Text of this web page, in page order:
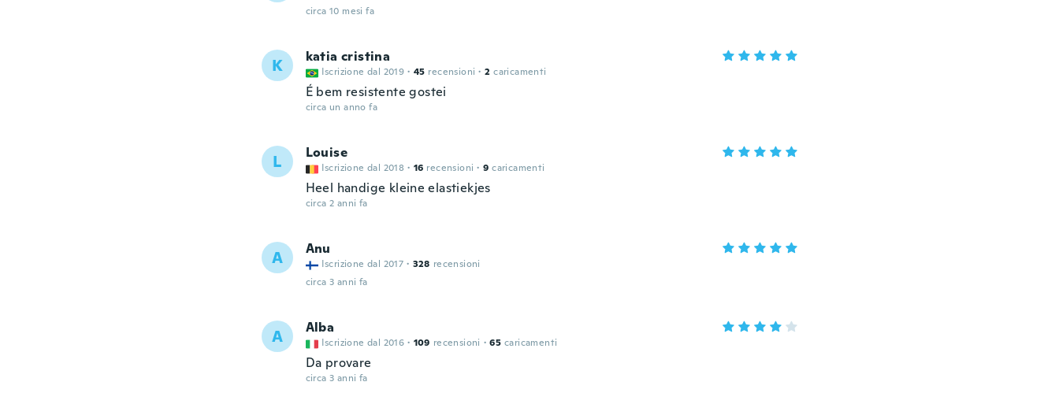
circa 10 mesi fa
K katia cristina
Iscrizione dal 2019 · 45 recensioni · 2 caricamenti
É bem resistente gostei
circa un anno fa
L Louise
Iscrizione dal 2018 · 16 recensioni · 9 caricamenti
Heel handige kleine elastiekjes
circa 2 anni fa
A Anu
Iscrizione dal 2017 · 328 recensioni
circa 3 anni fa
A Alba
Iscrizione dal 2016 · 109 recensioni · 65 caricamenti
Da provare
circa 3 anni fa